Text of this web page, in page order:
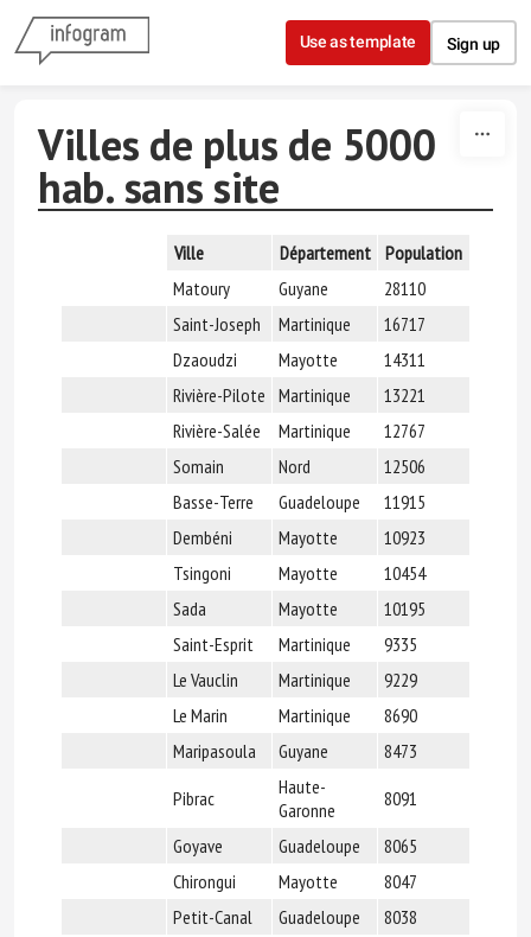
Skip to content
Use as template Sign up
Villes de plus de 5000
hab. sans site
Ville Département Population
Matoury
Guyane
28110
Saint-Joseph
Martinique
16717
Dzaoudzi
Mayotte
14311
Rivière-Pilote Martinique
13221
Rivière-Salée
Martinique
12767
Somain
Nord
12506
Basse-Terre
Guadeloupe
11915
Dembéni
Mayotte
10923
Tsingoni
Mayotte
10454
Sada
Mayotte
10195
Saint-Esprit
Martinique
9335
Le Vauclin
Martinique
9229
Le Marin
Martinique
8690
Maripasoula
Guyane
8473
Pibrac
Haute-
Garonne
8091
Goyave
Guadeloupe
8065
Chirongui
Mayotte
8047
Petit-Canal
Guadeloupe
8038